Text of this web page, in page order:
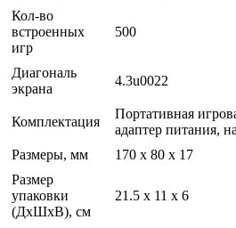
Кол-во
встроенных
игр
500
Диагональ
экрана
4.3u0022
Комплектация
Портативная
адаптер питания,
Размеры, мм
170 х 80 х 17
Размер
упаковки
(ДхШхВ), см
21.5 x 11 x 6